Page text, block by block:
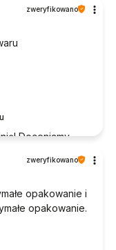
że mamy
sklepu.
Doceniamy
że mamy
sklepu.
zweryfikowano
zweryfikowano
opakowanie i
opakowanie.